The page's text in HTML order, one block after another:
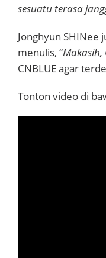
sesuatu terasa
Jonghyun SHINee
menulis, “Makasih,
CNBLUE agar
Tonton video di